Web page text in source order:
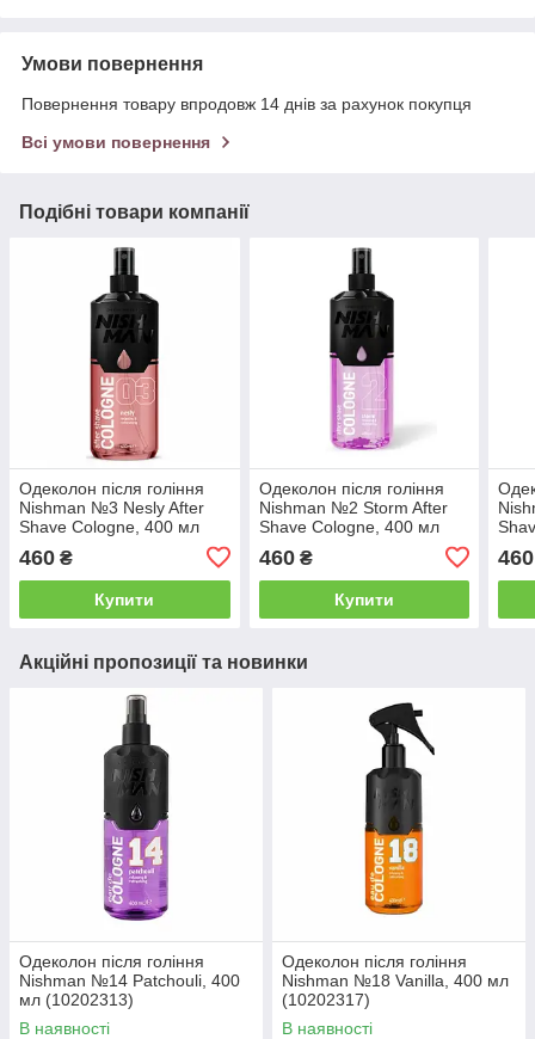
Умови повернення
Повернення товару впродовж 14 днів за рахунок покупця
Всі умови повернення
Подібні товари компанії
Одеколон після гоління
Nishman №3 Nesly After
Shave Cologne, 400 мл
460 ₴
Купити
Одеколон після гоління
Nishman №2 Storm After
Shave Cologne, 400 мл
460₴
Купити
460
Акційні пропозиції та новинки
Одеколон після гоління
Nishman №14 Patchouli, 400
мл (10202313)
В наявності
Одеколон після гоління
Nishman №18 Vanilla, 400 мл
(10202317)
В наявності